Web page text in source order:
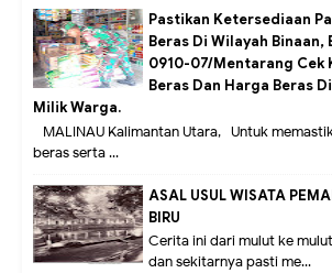
Pastikan Ketersediaan
Beras Di Wilayah Binaan,
0910-07/Mentarang Cek
Beras Dan Harga Beras
Milik Warga.
MALINAU Kalimantan Utara,- Untuk
beras serta ...
ASAL USUL WISATA
BIRU
Cerita ini dari mulut ke
dan sekitarnya pasti me...